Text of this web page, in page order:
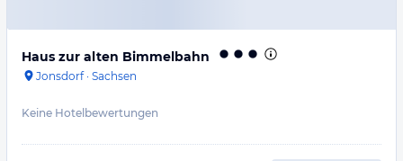
Haus zur alten Bimmelbahn
Jonsdorf· Sachsen
Keine Hotelbewertungen